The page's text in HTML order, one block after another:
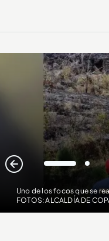
Uno de los focos que se
FOTOS: ALCALDÍA DE
1 2